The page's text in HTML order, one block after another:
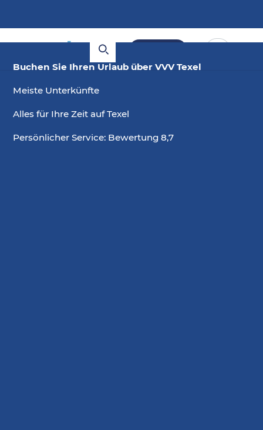
Buchen Sie Ihren Urlaub über VVV Texel
Meiste Unterkünfte
Alles für Ihre Zeit auf Texel
Persönlicher Service: Bewertung 8,7